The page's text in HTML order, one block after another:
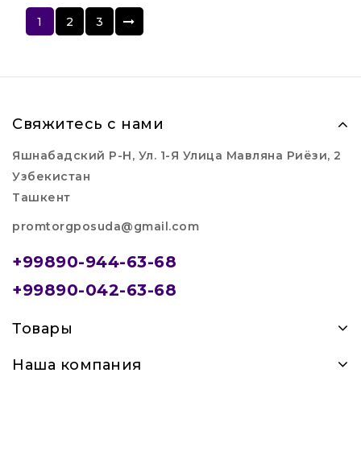
1 2 3
Свяжитесь с нами
Яшнабадский Р-Н, Ул. 1-Я Улица Мавляна Риёзи, 2
Узбекистан
Ташкент
promtorgposuda@gmail.com
+99890-944-63-68
+99890-042-63-68
Товары
Наша компания